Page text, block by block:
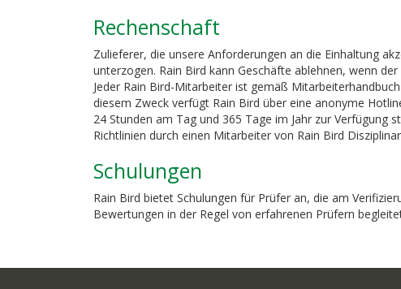
Rechenschaft
Zulieferer, die unsere Anforderungen an die Einhaltung
unterzogen. Rain Bird kann Geschäfte ablehnen, wenn
Jeder Rain Bird-Mitarbeiter ist gemäß
diesem Zweck verfügt Rain Bird über eine anonyme
24 Stunden am Tag und 365 Tage im Jahr zur Verfügung
Richtlinien durch einen Mitarbeiter von Rain Bird
Schulungen
Rain Bird bietet Schulungen für Prüfer an, die am
Bewertungen in der Regel von erfahrenen Prüfern